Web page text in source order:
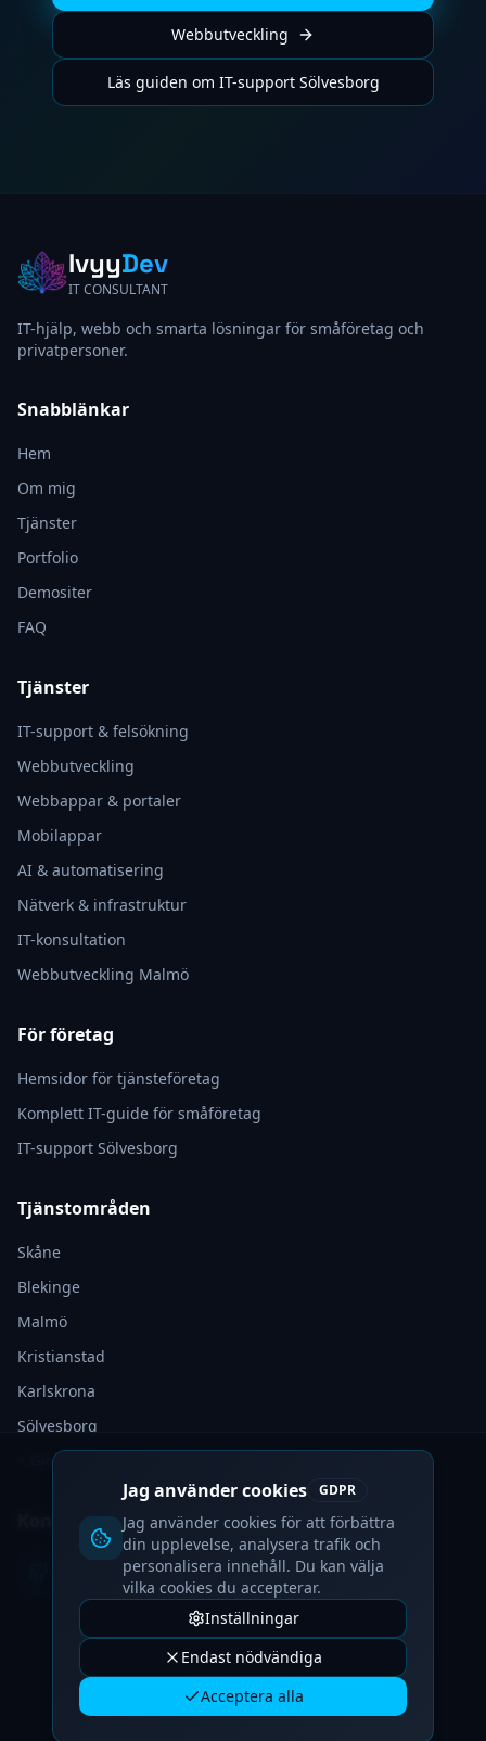
Webbutveckling
Läs guiden om IT-support Sölvesborg
IvyyDev
IT CONSULTANT
IT-hjälp, webb och smarta lösningar för småföretag och
privatpersoner.
Snabblänkar
Hem
Om mig
Tjänster
Portfolio
Demositer
FAQ
Tjänster
IT-support & felsökning
Webbutveckling
Webbappar & portaler
Mobilappar
AI & automatisering
Nätverk & infrastruktur
IT-konsultation
Webbutveckling Malmö
För företag
Hemsidor för tjänsteföretag
Komplett IT-guide för småföretag
IT-support Sölvesborg
Tjänstområden
Skåne
Blekinge
Malmö
Kristianstad
Karlskrona
Sölvesborg
+ Globalt
©2026IvyyDev.Alla rättigheter förbehållna.
Integritetspolicy
Jag använder cookies GDPR
Jag använder cookies för att förbättra
din upplevelse, analysera trafik och
personalisera innehåll. Du kan välja
vilka cookies du accepterar.
Inställningar
Endast nödvändiga
Acceptera alla